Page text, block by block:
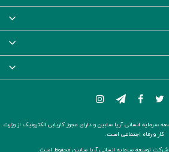
انسانی آریا سابین و دارای مجوز کاریابی الکترونیک از وزارت
کار و رفاه اجتماعی است.
شرکت توسعه سرمایه انسانی آریا سابین محفوظ است.